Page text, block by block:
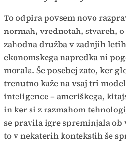
To odpira povsem novo
normah, vrednotah, stvareh,
zahodna družba v zadnjih
ekonomskega napredka ni
morala. Še posebej zato, ker
trenutno kaže na vsaj tri
inteligence – ameriškega,
in ker si z razmahom
se pravila igre spreminjala ob
to v nekaterih kontekstih še